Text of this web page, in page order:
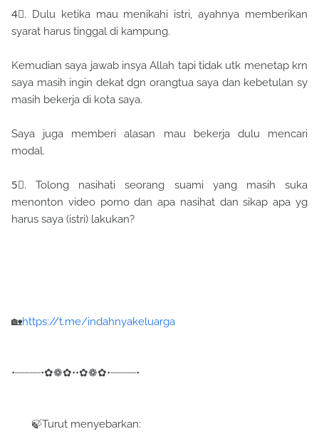
4⃣. Dulu ketika mau menikahi istri, ayahnya memberikan
syarat harus tinggal di kampung.
Kemudian saya jawab insya Allah tapi tidak utk menetap krn
saya masih ingin dekat dgn orangtua saya dan kebetulan sy
masih bekerja di kota saya.
Saya juga memberi alasan mau bekerja dulu mencari
modal.
5⃣. Tolong nasihati seorang suami yang masih suka
menonton video porno dan apa nasihat dan sikap apa yg
harus saya (istri) lakukan?
🏡https://t.me/indahnyakeluarga
•┈┈┈┈•✿❁✿••✿❁✿•┈┈┈┈•
🍃Turut menyebarkan: